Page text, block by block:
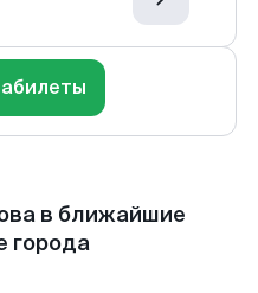
в ближайшие
города